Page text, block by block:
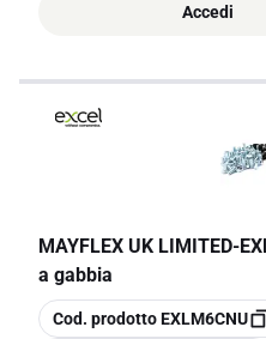
Accedi
MAYFLEX UK LIMITED-
a gabbia
copia
Cod. prodottoEXLM6CNU